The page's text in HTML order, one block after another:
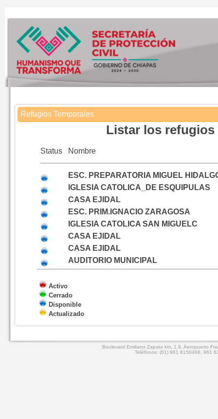
Refugios Temporales
Listar los refugios
Status Nombre
ESC. PREPARATORIA MIGUEL
IGLESIA CATOLICA_DE ESQUIPULAS
CASA EJIDAL
ESC. PRIM.IGNACIO ZARAGOSA
IGLESIA CATOLICA SAN MIGUELC
CASA EJIDAL
CASA EJIDAL
AUDITORIO MUNICIPAL
Activo
Cerrado
Disponible
Actualizado
Boulevard Emiliano Zapata km. 1.9, Aeropuerto
Teléfonos: (01) 961 6150466, 961